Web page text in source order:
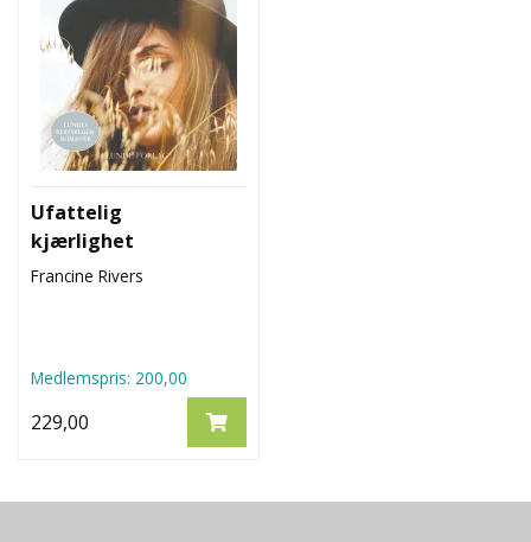
Ufattelig
kjærlighet
Francine Rivers
Medlemspris: 200,00
229,00